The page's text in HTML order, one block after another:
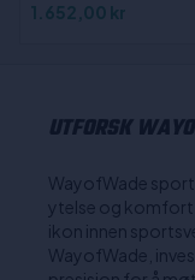
1.652,00 kr
UTFORSK
WayofWade
ytelse og
ikon innen
WayofWade,